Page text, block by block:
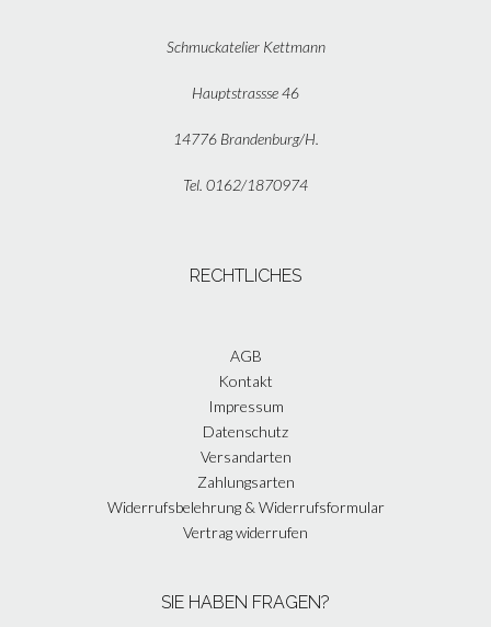
Schmuckatelier Kettmann
Hauptstrassse 46
14776 Brandenburg/H.
Tel. 0162/1870974
RECHTLICHES
AGB
Kontakt
Impressum
Datenschutz
Versandarten
Zahlungsarten
Widerrufsbelehrung & Widerrufsformular
Vertrag widerrufen
SIE HABEN FRAGEN?